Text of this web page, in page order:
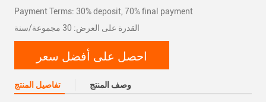
Payment Terms: 30% deposit, 70% final payment
القدرة على العرض: 30 مجموعة/سنة
احصل على أفضل سعر
تفاصيل المنتج وصف المنتج